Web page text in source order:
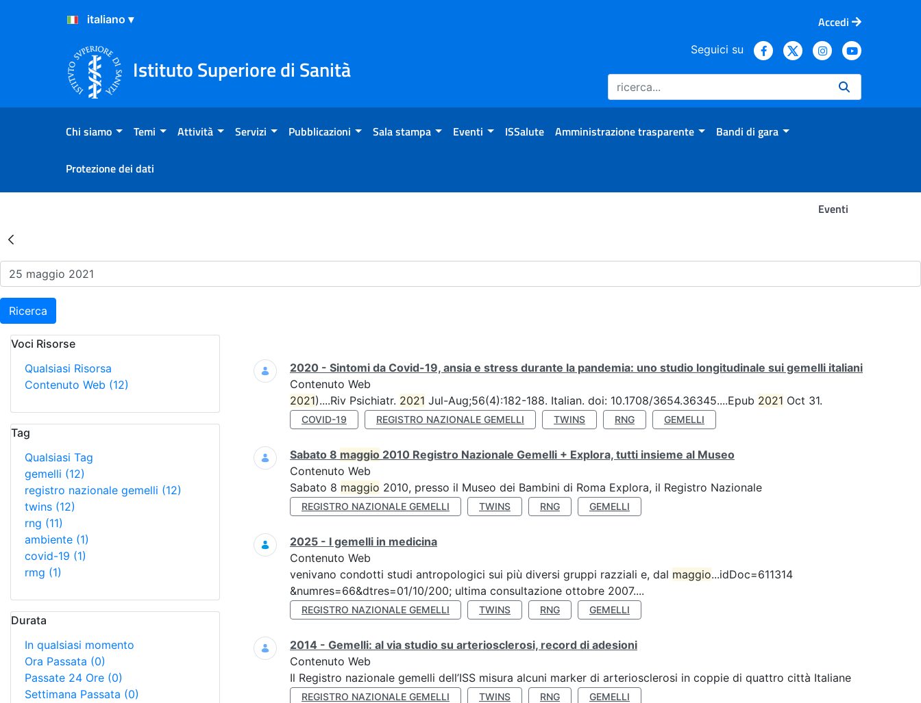
Salta al Contenuto
Salta al Footer
Accedi
Istituto Superiore di Sanità
Seguici su
Chi siamo Temi Attività Servizi Pubblicazioni Sala stampa Eventi ISSalute Amministrazione trasparente Bandi di gara
Protezione dei dati
Eventi
Risultati della Ricerca - Eventi
Ricerca
Voci Risorse
Qualsiasi Risorsa
Contenuto Web (12)
Tag
Qualsiasi Tag
gemelli (12)
registro nazionale gemelli (12)
twins (12)
rng (11)
ambiente (1)
covid-19 (1)
rmg (1)
Durata
In qualsiasi momento
Ora Passata (0)
Passate 24 Ore (0)
Settimana Passata (0)
Ricerca
2020 - Sintomi da Covid-19, ansia e stress durante la pandemia: uno studio longitudinale sui gemelli italiani
Contenuto Web
2021)....Riv Psichiatr. 2021 Jul-Aug;56(4):182-188. Italian. doi: 10.1708/3654.36345....Epub 2021 Oct 31.
COVID-19 REGISTRO NAZIONALE GEMELLI TWINS RNG GEMELLI
Sabato 8 maggio 2010 Registro Nazionale Gemelli + Explora, tutti insieme al Museo
Contenuto Web
Sabato 8 maggio 2010, presso il Museo dei Bambini di Roma Explora, il Registro Nazionale
REGISTRO NAZIONALE GEMELLI TWINS RNG GEMELLI
2025 - I gemelli in medicina
Contenuto Web
venivano condotti studi antropologici sui più diversi gruppi razziali e, dal maggio...idDoc=611314
&numres=66&dtres=01/10/200; ultima consultazione ottobre 2007....
REGISTRO NAZIONALE GEMELLI TWINS RNG GEMELLI
2014 - Gemelli: al via studio su arteriosclerosi, record di adesioni
Contenuto Web
Il Registro nazionale gemelli dell’ISS misura alcuni marker di arteriosclerosi in coppie di quattro città Italiane
REGISTRO NAZIONALE GEMELLI TWINS RNG GEMELLI